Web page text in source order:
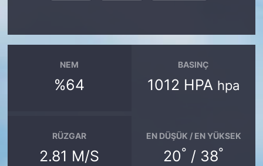
NEM
%64
BASINÇ
1012 HPA hpa
RÜZGAR
2.81 M/S
EN DÜŞÜK / EN YÜKSEK
20° / 38°